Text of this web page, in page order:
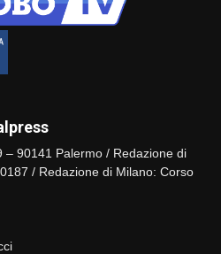
– 90141 Palermo / Redazione di
/ Redazione di Milano: Corso